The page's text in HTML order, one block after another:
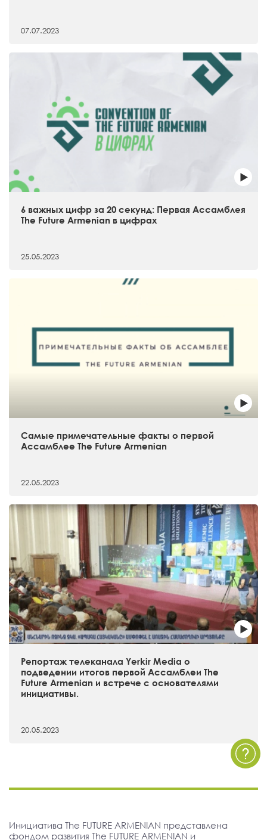
07.07.2023
6 важных цифр за 20 секунд: Первая Ассамблея
The Future Armenian в цифрах
25.05.2023
Самые примечательные факты о первой
Ассамблее The Future Armenian
22.05.2023
Репортаж телеканала Yerkir Media о
подведении итогов первой Ассамблеи The
Future Armenian и встрече с основателями
инициативы.
20.05.2023
Инициатива The FUTURE ARMENIAN представлена
фондом развития The FUTURE ARMENIAN и